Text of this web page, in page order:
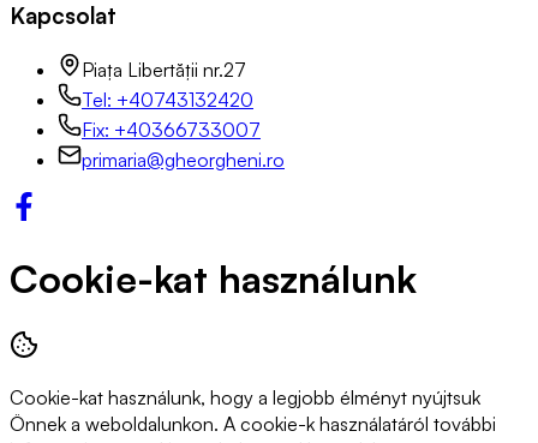
Kapcsolat
Piața Libertății nr.27
Tel: +40743132420
Fix: +40366733007
primaria@gheorgheni.ro
Cookie-kat használunk
Cookie-kat használunk, hogy a legjobb élményt nyújtsuk
Önnek a weboldalunkon. A cookie-k használatáról további